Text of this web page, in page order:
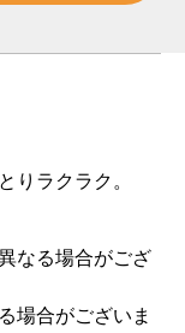
りラクラク。
なる場合がござ
場合がございま